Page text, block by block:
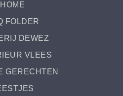
HOME
FOLDER
DEWEZ
VLEES
GERECHTEN